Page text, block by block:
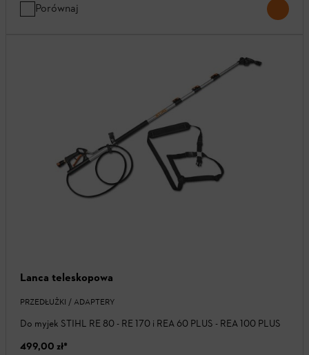
Porównaj
Lanca teleskopowa
PRZEDŁUŻKI / ADAPTERY
Do myjek STIHL RE 80 - RE 170 i REA 60 PLUS - REA 100 PLUS
499,00 zł*